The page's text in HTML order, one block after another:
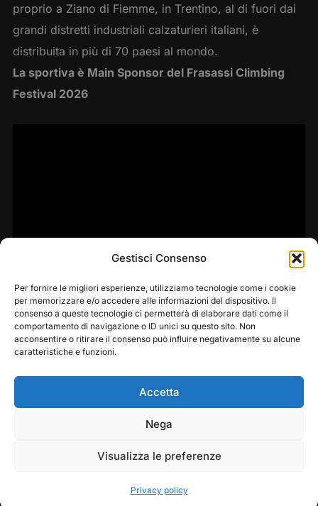
Gestisci Consenso
Per fornire le migliori esperienze, utilizziamo tecnologie come i cookie
per memorizzare e/o accedere alle informazioni del dispositivo. Il
consenso a queste tecnologie ci permetterà di elaborare dati come il
comportamento di navigazione o ID unici su questo sito. Non
acconsentire o ritirare il consenso può influire negativamente su alcune
caratteristiche e funzioni.
Accetta
Nega
Visualizza le preferenze
Privacy policy
proprio a Ziano di Fiemme, in Trentino, al di fuori dai
grandi distretti industriali calzaturieri italiani, è
distribuita in più di 70 paesi al mondo.
La sportiva è Main Sponsor del Frasassi Climbing
Festival 2026
Copyright © 2026 — Frasassi Climbing Festival. All